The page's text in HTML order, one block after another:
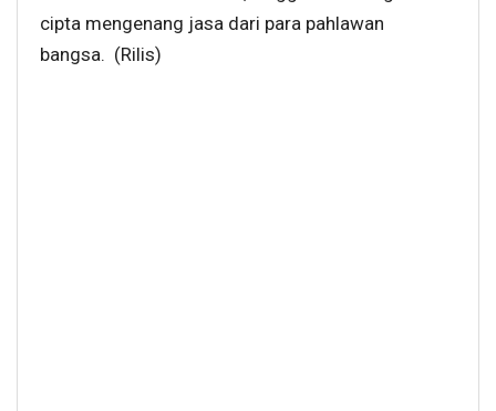
cipta mengenang jasa dari para pahlawan
bangsa. (Rilis)